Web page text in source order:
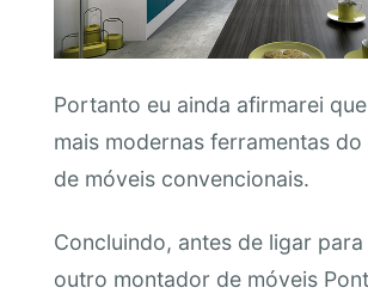
Portanto eu ainda afirmarei
mais modernas ferramentas
de móveis convencionais.
Concluindo, antes de ligar para
outro montador de móveis